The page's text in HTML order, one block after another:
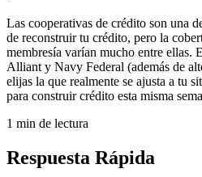
Las cooperativas de crédito son una
de reconstruir tu crédito, pero la
membresía varían mucho entre ellas.
Alliant y Navy Federal (además de
elijas la que realmente se ajusta a tu
para construir crédito esta misma
1 min de lectura
Respuesta Rápida